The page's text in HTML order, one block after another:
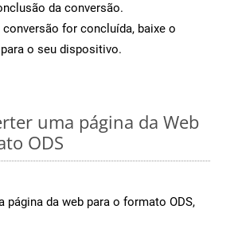
da conversão.
for concluída, baixe o
o seu dispositivo.
uma página da Web
ODS
página da web para o formato ODS,